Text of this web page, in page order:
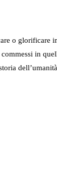
o glorificare
in